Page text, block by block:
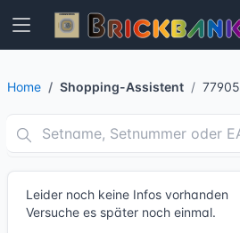
Home Shopping-Assistent 77905
Leider noch keine Infos vorhanden
Versuche es später noch einmal.